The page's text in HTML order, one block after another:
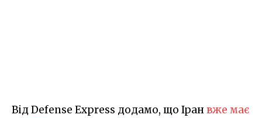
Від Defense Express додамо, що Іранвже має